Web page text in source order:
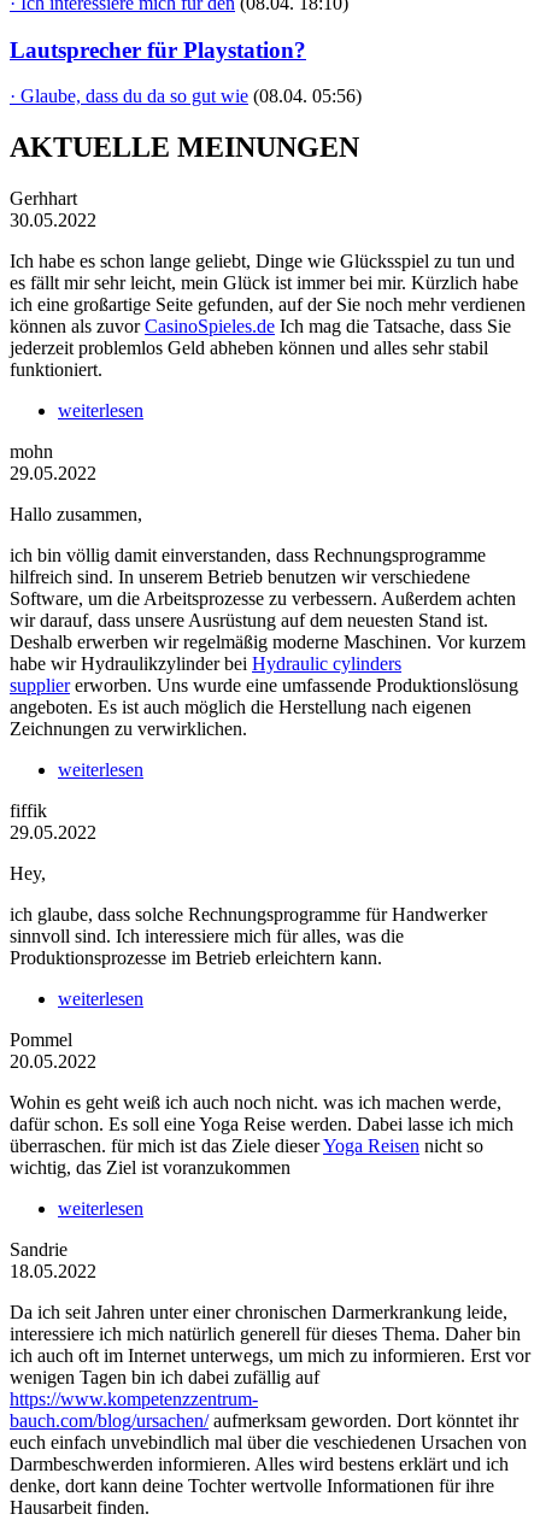
Lautsprecher für Playstation?
· Glaube, dass du da so gut wie (08.04. 05:56)
AKTUELLE MEINUNGEN
Gerhhart
30.05.2022
Ich habe es schon lange geliebt, Dinge wie Glücksspiel zu tun und
es fällt mir sehr leicht, mein Glück ist immer bei mir. Kürzlich habe
ich eine großartige Seite gefunden, auf der Sie noch mehr verdienen
können als zuvorCasinoSpieles.de Ich mag die Tatsache, dass Sie
jederzeit problemlos Geld abheben können und alles sehr stabil
funktioniert.
weiterlesen
mohn
29.05.2022
Hallo zusammen,
ich bin völlig damit einverstanden, dass Rechnungsprogramme
hilfreich sind. In unserem Betrieb benutzen wir verschiedene
Software, um die Arbeitsprozesse zu verbessern. Außerdem achten
wir darauf, dass unsere Ausrüstung auf dem neuesten Stand ist.
Deshalb erwerben wir regelmäßig moderne Maschinen. Vor kurzem
habe wir Hydraulikzylinder bei Hydraulic cylinders
suppliererworben. Uns wurde eine umfassende Produktionslösung
angeboten. Es ist auch möglich die Herstellung nach eigenen
Zeichnungen zu verwirklichen.
weiterlesen
fiffik
29.05.2022
Hey,
ich glaube, dass solche Rechnungsprogramme für Handwerker
sinnvoll sind. Ich interessiere mich für alles, was die
Produktionsprozesse im Betrieb erleichtern kann.
weiterlesen
Pommel
20.05.2022
Wohin es geht weiß ich auch noch nicht. was ich machen werde,
dafür schon. Es soll eine Yoga Reise werden. Dabei lasse ich mich
überraschen. für mich ist das Ziele dieserYoga Reisen nicht so
wichtig, das Ziel ist voranzukommen
weiterlesen
Sandrie
18.05.2022
Da ich seit Jahren unter einer chronischen Darmerkrankung leide,
interessiere ich mich natürlich generell für dieses Thema. Daher bin
ich auch oft im Internet unterwegs, um mich zu informieren. Erst vor
wenigen Tagen bin ich dabei zufällig auf
https://www.kompetenzzentrum-
bauch.com/blog/ursachen/aufmerksam geworden. Dort könntet ihr
euch einfach unvebindlich mal über die veschiedenen Ursachen von
Darmbeschwerden informieren. Alles wird bestens erklärt und ich
denke, dort kann deine Tochter wertvolle Informationen für ihre
Hausarbeit finden.